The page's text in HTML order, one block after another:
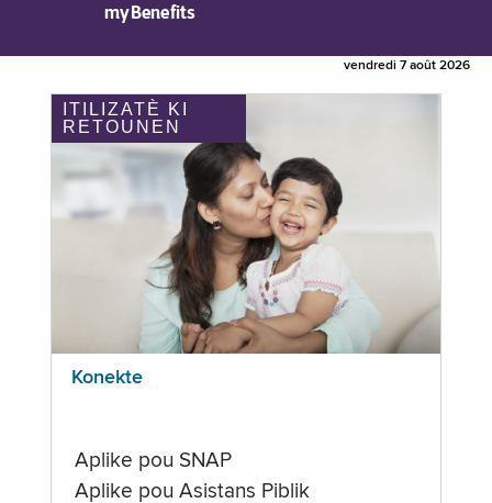
myBenefits
vendredi 7 août 2026
ITILIZATÈ KI
RETOUNEN
Konekte
Aplike pou SNAP
Aplike pou Asistans Piblik